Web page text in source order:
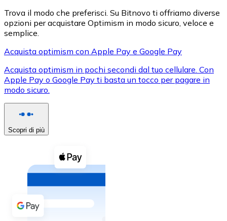
XRP
XRP
Vedi tutto
Buoni cripto
Acquista criptovalute in contanti e altri mezzi di
Acquista con contanti
Bonifico SEPA
Trova il modo che preferisci. Su Bitnovo ti offriamo diverse
opzioni per acquistare Optimism in modo sicuro, veloce e
semplice.
Acquista optimism con Apple Pay e Google Pay
Acquista optimism in pochi secondi dal tuo cellulare. Con
Apple Pay o Google Pay ti basta un tocco per pagare in
modo sicuro.
Scopri di più